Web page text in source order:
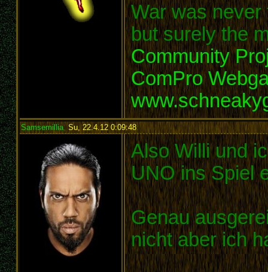
War was never
but surely the
Community
ComPro
Samsemillia,Su, 22.4.12 0:09:48:
Also Willi und
UNO ins Spiel
Genau
nicht aber ich